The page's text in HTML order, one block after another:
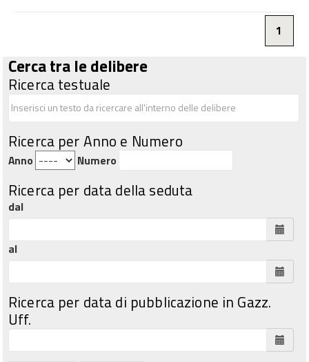
1
Cerca tra le delibere
Ricerca testuale
Ricerca per Anno e Numero
Anno Numero
Ricerca per data della seduta
dal
al
Ricerca per data di pubblicazione in Gazz.
Uff.